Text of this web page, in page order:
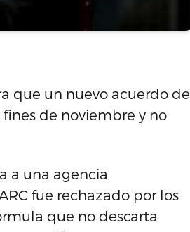
que un nuevo acuerdo de
de noviembre y no
a una agencia
fue rechazado por los
que no descarta